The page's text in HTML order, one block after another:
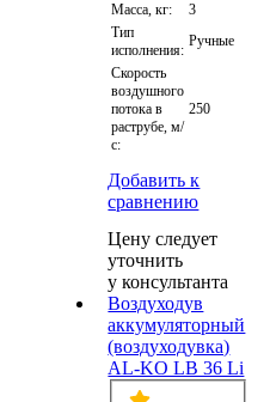
Масса, кг:
3
Тип
исполнения:
Ручные
Скорость
воздушного
потока в
раструбе, м/
с:
250
Добавить к
сравнению
Цену следует
уточнить
у консультанта
Воздуходув
аккумуляторный
(воздуходувка)
AL-KO LB 36 Li